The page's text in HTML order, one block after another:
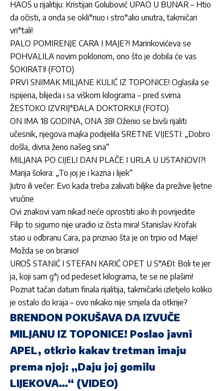
HAOS u rijalitiju: Kristijan Golubović UPAO U BUNAR – Htio
da očisti, a onda se okli*nuo i stro*alio unutra, takmičari
vri*tali!
PALO POMIRENJE CARA I MAJE?! Marinkovićeva se
POHVALILA novim poklonom, ono što je dobila će vas
ŠOKIRATI! (FOTO)
PRVI SNIMAK MILJANE KULIĆ IZ TOPONICE! Oglasila se
ispijena, blijeda i sa viškom kilograma – pred svima
ŽESTOKO IZVRIJ*ĐALA DOKTORKU! (FOTO)
ON IMA 18 GODINA, ONA 38! Oženio se bivši rijaliti
učesnik, njegova majka podijelila SRETNE VIJESTI: „Dobro
došla, divna ženo našeg sina“
MILJANA PO CIJELI DAN PLAČE I URLA U USTANOVI?!
Marija šokira: „To joj je i kazna i lijek“
Jutro ili večer: Evo kada treba zalivati biljke da prežive ljetne
vrućine
Ovi znakovi vam nikad neće oprostiti ako ih povrijedite
Filip to sigurno nije uradio iz čista mira! Stanislav Krofak
stao u odbranu Cara, pa priznao šta je on trpio od Maje!
Možda se on branio!
UROŠ STANIĆ I STEFAN KARIĆ OPET U S*AĐI: Boli te jer
ja, koji sam g*j od pedeset kilograma, te se ne plašim!
Poznat tačan datum finala rijalitija, takmičarki izletjelo koliko
je ostalo do kraja – ovo nikako nije smjela da otkrije?
BRENDON POKUŠAVA DA IZVUČE
MILJANU IZ TOPONICE! Poslao javni
APEL, otkrio kakav tretman imaju
prema njoj: „Daju joj gomilu
LIJEKOVA…“ (VIDEO)